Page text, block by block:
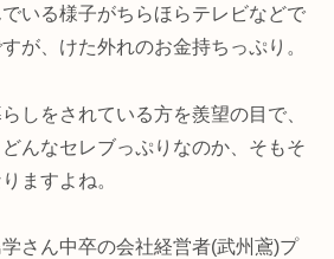
いる様子がちらほらテレビなどで
が、けた外れのお金持ちっぷり。
しをされている方を羨望の目で、
んなセレブっぷりなのか、そもそ
ますよね。
さん中卒の会社経営者(武州鳶)プ